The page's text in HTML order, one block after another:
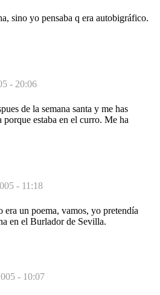
sino yo pensaba q era autobigráfico.
- 20:06
de la semana santa y me has
estaba en el curro. Me ha
- 11:18
era un poema, vamos, yo pretendía
en el Burlador de Sevilla.
- 10:07